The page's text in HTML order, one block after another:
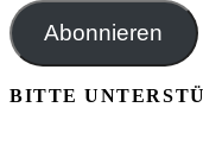
Adresse
Abonnieren
BITTE